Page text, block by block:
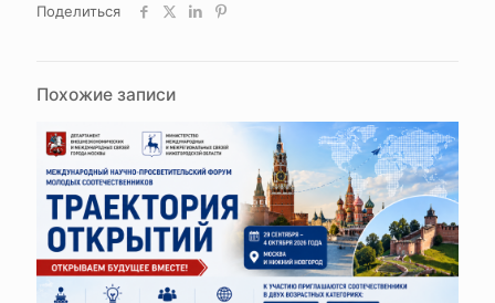
Поделиться
Похожие записи